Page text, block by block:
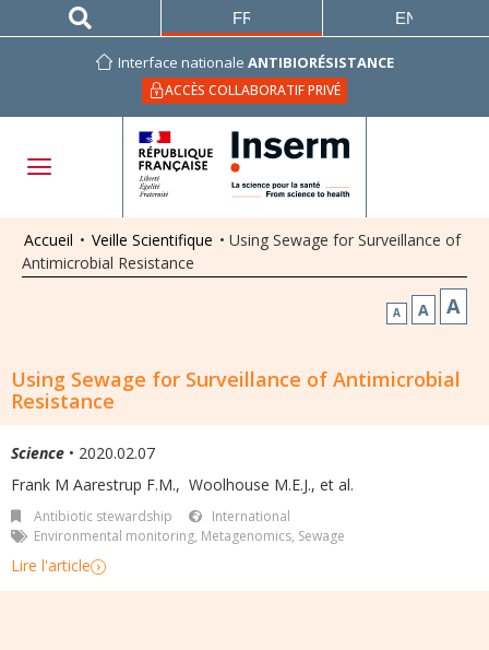
Interface nationale ANTIBIORÉSISTANCE
ACCÈS COLLABORATIF PRIVÉ
FRANÇAIS ENGLISH
Accueil • Veille Scientifique • Using Sewage for Surveillance of
Antimicrobial Resistance
A A A
Using Sewage for Surveillance of Antimicrobial
Resistance
Science • 2020.02.07
Frank M Aarestrup F.M., Woolhouse M.E.J., et al.
Antibiotic stewardship
International
Environmental monitoring, Metagenomics, Sewage
Lire l'article